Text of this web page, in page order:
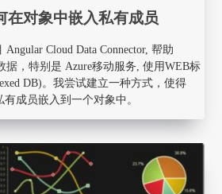
在对象中嵌入私有成员
Cloud Data Connector, 帮助
据，特别是 Azure移动服务, 使用WEB标
DB)。我尝试建立一种方式，使得
有成员嵌入到一个对象中。